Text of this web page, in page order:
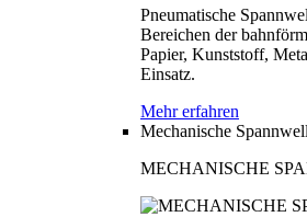
Pneumatische
Bereichen der
Papier, Kunststoff,
Einsatz.
Mehr erfahren
Mechanische
MECHANISCHE